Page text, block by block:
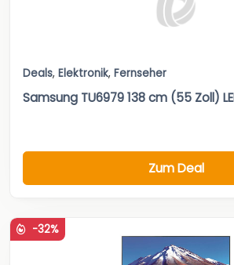
Deals, Elektronik, Fernseher
Samsung TU6979 138 cm (55 Zoll)
Zum Deal
-32%